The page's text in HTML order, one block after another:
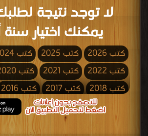
لا توجد نتيجة
يمكنك اختيار
كتب 2026 كتب 2025 كتب 2024
كتب 2022
كتب 2021 كتب 2020
كتب 2018
كتب 2017 كتب 2016
كتب 2013 كتب 2012
كتب 2009 كتب 2008